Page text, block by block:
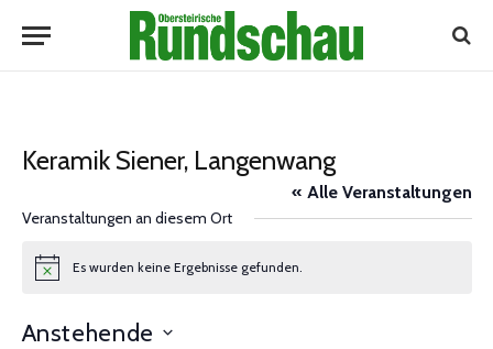
Keramik Siener, Langenwang
« Alle Veranstaltungen
Veranstaltungen an diesem Ort
Notice Es wurden keine Ergebnisse gefunden.
Anstehende